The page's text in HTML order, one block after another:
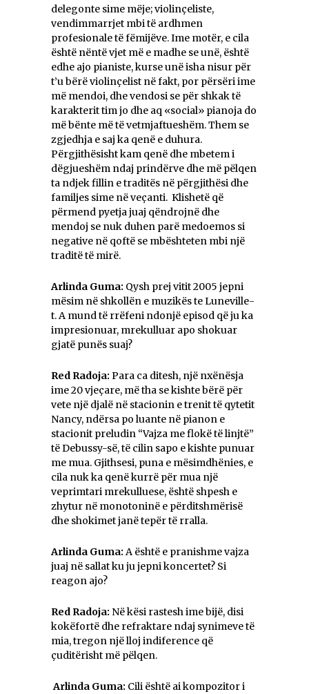
delegonte sime mëje; violinçeliste,
vendimmarrjet mbi të ardhmen
profesionale të fëmijëve. Ime motër, e cila
është nëntë vjet më e madhe se unë, është
edhe ajo pianiste, kurse unë isha nisur për
t’u bërë violinçelist në fakt, por përsëri ime
më mendoi, dhe vendosi se për shkak të
karakterit tim jo dhe aq «social» pianoja do
më bënte më të vetmjaftueshëm. Them se
zgjedhja e saj ka qenë e duhura.
Përgjithësisht kam qenë dhe mbetem i
dëgjueshëm ndaj prindërve dhe më pëlqen
ta ndjek fillin e traditës në përgjithësi dhe
familjes sime në veçanti. Klishetë që
përmend pyetja juaj qëndrojnë dhe
mendoj se nuk duhen parë medoemos si
negative në qoftë se mbështeten mbi një
traditë të mirë.
Arlinda Guma: Qysh prej vitit 2005 jepni
mësim në shkollën e muzikës te Luneville-
t. A mund të rrëfeni ndonjë episod që ju ka
impresionuar, mrekulluar apo shokuar
gjatë punës suaj?
Red Radoja: Para ca ditesh, një nxënësja
ime 20 vjeçare, më tha se kishte bërë për
vete një djalë në stacionin e trenit të qytetit
Nancy, ndërsa po luante në pianon e
stacionit preludin “Vajza me flokë të linjtë”
të Debussy-së, të cilin sapo e kishte punuar
me mua. Gjithsesi, puna e mësimdhënies, e
cila nuk ka qenë kurrë për mua një
veprimtari mrekulluese, është shpesh e
zhytur në monotoninë e përditshmërisë
dhe shokimet janë tepër të rralla.
Arlinda Guma: A është e pranishme vajza
juaj në sallat ku ju jepni koncertet? Si
reagon ajo?
Red Radoja: Në kësi rastesh ime bijë, disi
kokëfortë dhe refraktare ndaj synimeve të
mia, tregon një lloj indiference që
çuditërisht më pëlqen.
Arlinda Guma: Cili është ai kompozitor i